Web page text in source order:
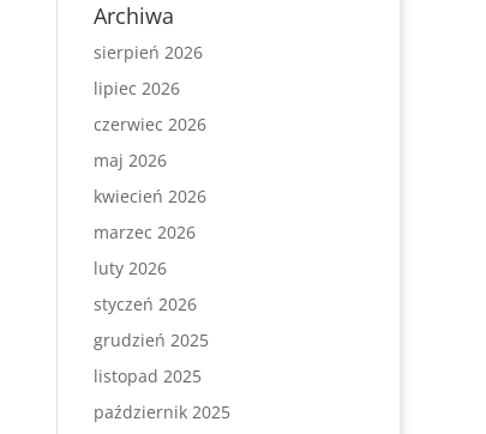
Archiwa
sierpień 2026
lipiec 2026
czerwiec 2026
maj 2026
kwiecień 2026
marzec 2026
luty 2026
styczeń 2026
grudzień 2025
listopad 2025
październik 2025